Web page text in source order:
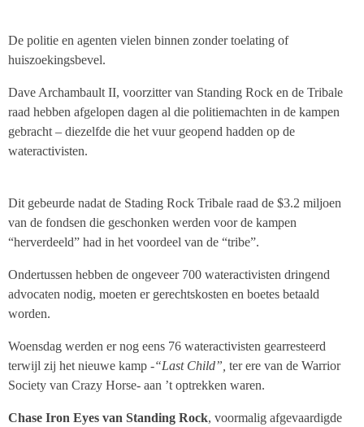
De politie en agenten vielen binnen zonder toelating of
huiszoekingsbevel.
Dave Archambault II, voorzitter van Standing Rock en de Tribale
raad hebben afgelopen dagen al die politiemachten in de kampen
gebracht – diezelfde die het vuur geopend hadden op de
wateractivisten.
Dit gebeurde nadat de Stading Rock Tribale raad de $3.2 miljoen
van de fondsen die geschonken werden voor de kampen
“herverdeeld” had in het voordeel van de “tribe”.
Ondertussen hebben de ongeveer 700 wateractivisten dringend
advocaten nodig, moeten er gerechtskosten en boetes betaald
worden.
Woensdag werden er nog eens 76 wateractivisten gearresteerd
terwijl zij het nieuwe kamp -“Last Child”, ter ere van de Warrior
Society van Crazy Horse- aan ’t optrekken waren.
Chase Iron Eyes van Standing Rock, voormalig afgevaardigde